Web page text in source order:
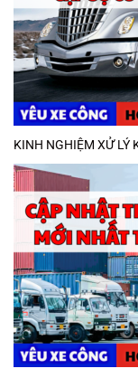
KINH NGHIỆM XỬ LÝ